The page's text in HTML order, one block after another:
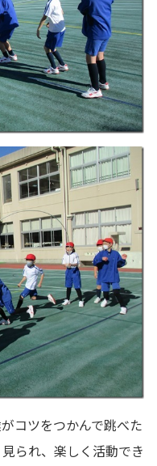
コツをつかんで跳べた
られ、楽しく活動でき